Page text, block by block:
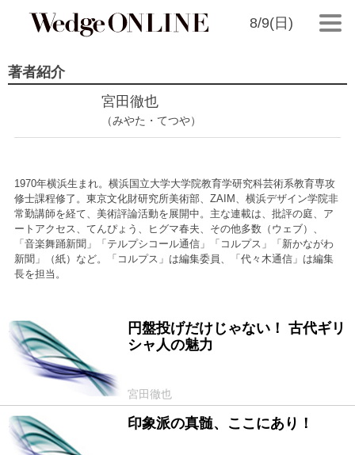
8/9(日)
著者紹介
宮田徹也
（みやた・てつや）
1970年横浜生まれ。横浜国立大学大学院教育学研究科芸術系教育専攻
修士課程修了。東京文化財研究所美術部、ZAIM、横浜デザイン学院非
常勤講師を経て、美術評論活動を展開中。主な連載は、批評の庭、ア
ートアクセス、てんぴょう、ヒグマ春夫、その他多数（ウェブ）、
「音楽舞踊新聞」「テルプシコール通信」「コルプス」「新かながわ
新聞」（紙）など。「コルプス」は編集委員、「代々木通信」は編集
長を担当。
2011/07/29
円盤投げだけじゃない！ 古代ギリ
シャ人の魅力
宮田徹也
2011/06/16 印象派の真髄、ここにあり！